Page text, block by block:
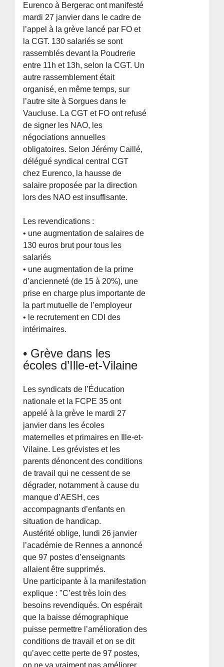
Eurenco à Bergerac ont manifesté
mardi 27 janvier dans le cadre de
l’appel à la grève lancé par FO et
la CGT. 130 salariés se sont
rassemblés devant la Poudrerie
entre 11h et 13h, selon la CGT. Un
autre rassemblement était
organisé, en même temps, sur
l’autre site à Sorgues dans le
Vaucluse. La CGT et FO ont refusé
de signer les NAO, les
négociations annuelles
obligatoires. Selon Jérémy Caillé,
délégué syndical central CGT
chez Eurenco, la hausse de
salaire proposée par la direction
lors des NAO est insuffisante.
Les revendications :
• une augmentation de salaires de
130 euros brut pour tous les
salariés
• une augmentation de la prime
d’ancienneté (de 15 à 20%), une
prise en charge plus importante de
la part mutuelle de l’employeur
• le recrutement en CDI des
intérimaires.
• Grève dans les
écoles d’Ille-et-Vilaine
Les syndicats de l’Éducation
nationale et la FCPE 35 ont
appelé à la grève le mardi 27
janvier dans les écoles
maternelles et primaires en Ille-et-
Vilaine. Les grévistes et les
parents dénoncent des conditions
de travail qui ne cessent de se
dégrader, notamment à cause du
manque d’AESH, ces
accompagnants d’enfants en
situation de handicap.
Austérité oblige, lundi 26 janvier
l’académie de Rennes a annoncé
que 97 postes d’enseignants
allaient être supprimés.
Une participante à la manifestation
explique : "C’est très loin des
besoins revendiqués. On espérait
que la baisse démographique
puisse permettre l’amélioration des
conditions de travail et on se dit
qu’avec cette perte de 97 postes,
on ne va vraiment pas améliorer